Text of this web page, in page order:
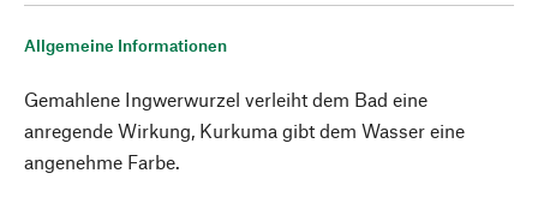
Allgemeine Informationen
Gemahlene Ingwerwurzel verleiht dem Bad eine
anregende Wirkung, Kurkuma gibt dem Wasser eine
angenehme Farbe.